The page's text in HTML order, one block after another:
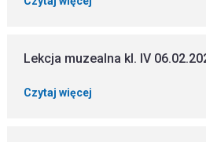
Lekcja muzealna kl. IV
Czytaj więcej